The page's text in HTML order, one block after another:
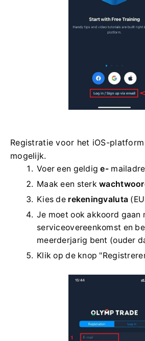
Registratie voor het iOS-
mogelijk.
Voer een geldige-
Maak een sterk
Kies de rekeningvaluta
Je moet ook akkoord gaan
serviceovereenkomst en
meerderjarig bent (ouder
Klik op de knop